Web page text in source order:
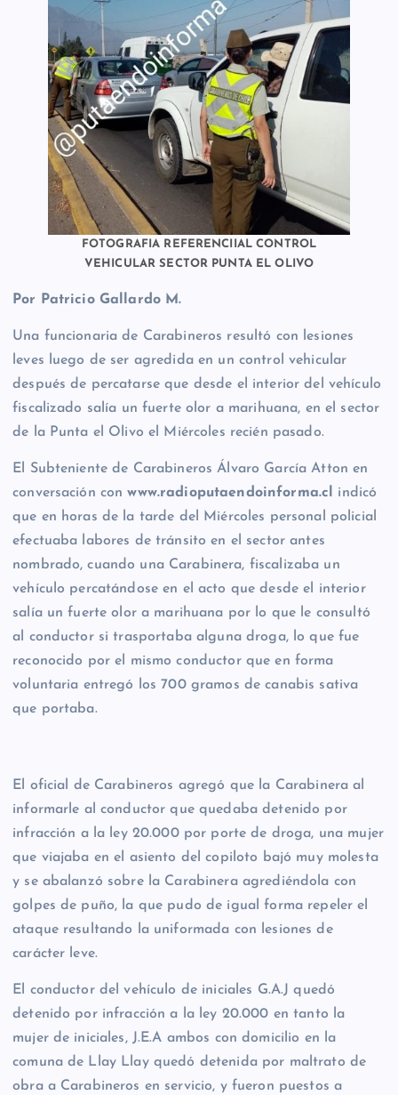
FOTOGRAFIA REFERENCIIAL CONTROL
VEHICULAR SECTOR PUNTA EL OLIVO
Por Patricio Gallardo M.
Una funcionaria de Carabineros resultó con lesiones
leves luego de ser agredida en un control vehicular
después de percatarse que desde el interior del vehículo
fiscalizado salía un fuerte olor a marihuana, en el sector
de la Punta el Olivo el Miércoles recién pasado.
El Subteniente de Carabineros Álvaro García Atton en
conversación conwww.radioputaendoinforma.cl indicó
que en horas de la tarde del Miércoles personal policial
efectuaba labores de tránsito en el sector antes
nombrado, cuando una Carabinera, fiscalizaba un
vehículo percatándose en el acto que desde el interior
salía un fuerte olor a marihuana por lo que le consultó
al conductor si trasportaba alguna droga, lo que fue
reconocido por el mismo conductor que en forma
voluntaria entregó los 700 gramos de canabis sativa
que portaba.
El oficial de Carabineros agregó que la Carabinera al
informarle al conductor que quedaba detenido por
infracción a la ley 20.000 por porte de droga, una mujer
que viajaba en el asiento del copiloto bajó muy molesta
y se abalanzó sobre la Carabinera agrediéndola con
golpes de puño, la que pudo de igual forma repeler el
ataque resultando la uniformada con lesiones de
carácter leve.
El conductor del vehículo de iniciales G.A.J quedó
detenido por infracción a la ley 20.000 en tanto la
mujer de iniciales, J.E.A ambos con domicilio en la
comuna de Llay Llay quedó detenida por maltrato de
obra a Carabineros en servicio, y fueron puestos a